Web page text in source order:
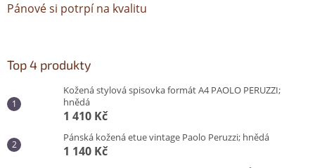
Pánové si potrpí na kvalitu
Top 4 produkty
Kožená stylová spisovka formát A4 PAOLO PERUZZI;
hnědá
1 410 Kč
Pánská kožená etue vintage Paolo Peruzzi; hnědá
1 140 Kč